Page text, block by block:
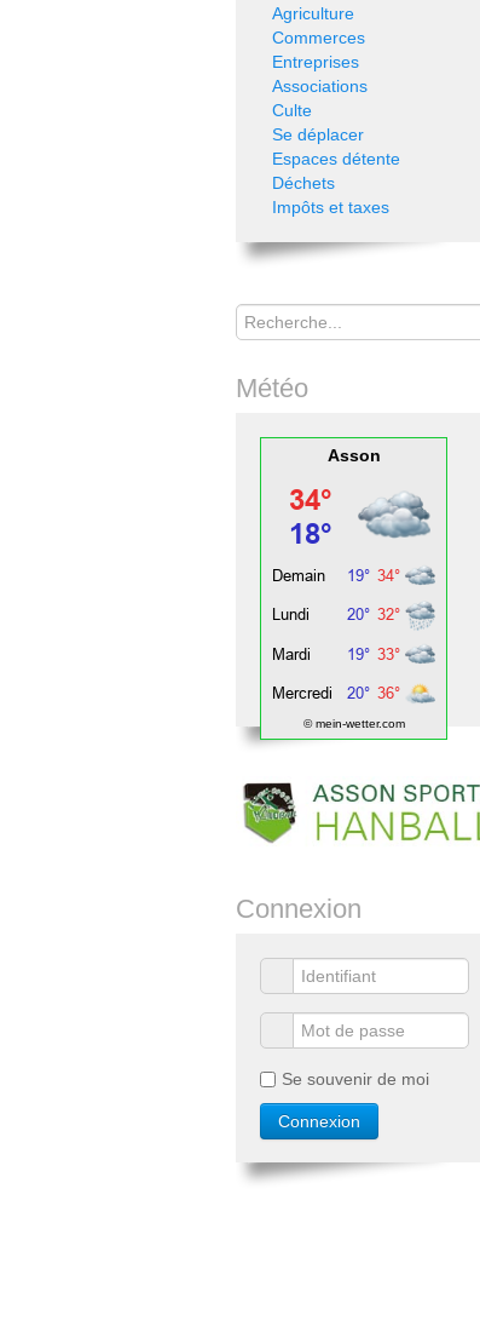
Agriculture
Commerces
Entreprises
Associations
Culte
Se déplacer
Espaces détente
Déchets
Impôts et taxes
Rechercher
Météo
Asson
© mein-wetter.com
Connexion
Se souvenir de moi